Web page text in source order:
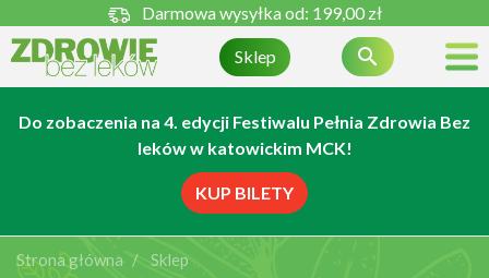
Darmowa wysyłka od: 199,00 zł
Sklep 
Do zobaczenia na 4. edycji Festiwalu Pełnia Zdrowia Bez
leków w katowickim MCK!
KUP BILETY
Strona główna
Sklep